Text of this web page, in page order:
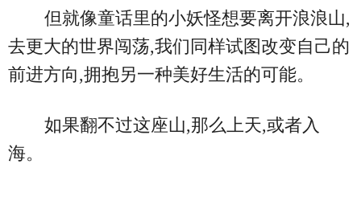
但就像童话里的小妖怪想要离开浪浪山,
去更大的世界闯荡,我们同样试图改变自己的
前进方向,拥抱另一种美好生活的可能。
如果翻不过这座山,那么上天,或者入
海。